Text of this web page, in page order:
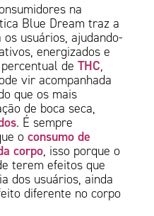
na
Blue Dream traz a
usuários, ajudando-
energizados e
percentual deTHC,
vir acompanhada
que os mais
de boca seca,
. É sempre
oconsumo de
corpo, isso porque o
terem efeitos que
dos usuários, ainda
diferente no corpo